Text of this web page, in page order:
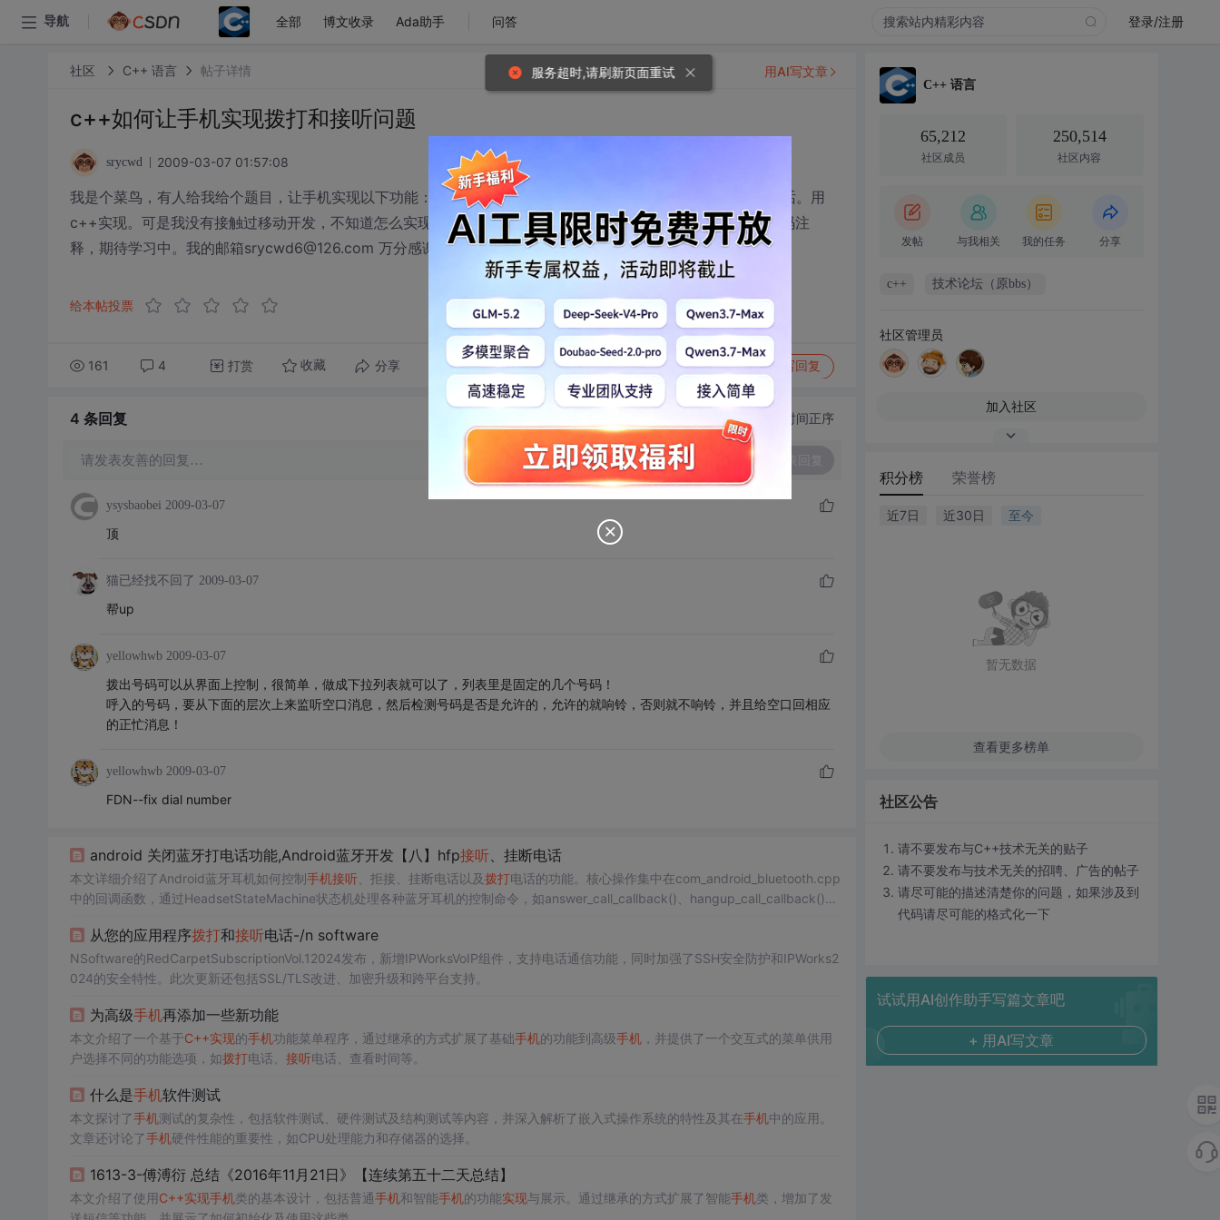
导航 全部 博文收录 Ada助手 问答 登录/注册
社区 C++ 语言 帖子详情
c++如何让手机实现拨打和接听问题
srycwd 2009-03-07 01:57:08
我是个菜鸟，有人给我给个题目，让手机实现以下功能：可以指定几个号码，仅被指定的号码可以播出和打进电话。用
c++实现。可是我没有接触过移动开发，不知道怎么实现，希望高手能给以知道。希望说明详细的环境配置和代码注
释，期待学习中。我的邮箱srycwd6@126.com 万分感谢
给本帖投票
161 4 打赏 收藏 分享 转发到动态 举报 写回复
用AI写文章
4 条回复 切换为时间正序
请发表友善的回复…
ysysbaobei 2009-03-07
顶
猫已经找不回了 2009-03-07
帮up
yellowhwb 2009-03-07
拨出号码可以从界面上控制，很简单，做成下拉列表就可以了，列表里是固定的几个号码！
呼入的号码，要从下面的层次上来监听空口消息，然后检测号码是否是允许的，允许的就响铃，否则就不响铃，并且给空口回相应
的正忙消息！
yellowhwb 2009-03-07
FDN--fix dial number
android 关闭蓝牙打电话功能,Android蓝牙开发【八】hfp接听、挂断电话
本文详细介绍了Android蓝牙耳机如何控制手机接听、拒接、挂断电话以及拨打电话的功能。核心操作集中在com_android_bluetooth.cpp
中的回调函数，通过HeadsetStateMachine状态机处理各种蓝牙耳机的控制命令，如answer_call_callback()、hangup_call_callback()
从您的应用程序拨打和接听电话-/n software
NSoftware的RedCarpetSubscriptionVol.12024发布，新增IPWorksVoIP组件，支持电话通信功能，同时加强了SSH安全防护和IPWorks2
024的安全特性。此次更新还包括SSL/TLS改进、加密升级和跨平台支持。
为高级手机再添加一些新功能
本文介绍了一个基于C++实现的手机功能菜单程序，通过继承的方式扩展了基础手机的功能到高级手机，并提供了一个交互式的菜单供用
户选择不同的功能选项，如拨打电话、 接听电话、查看时间等。
什么是手机软件测试
本文探讨了手机测试的复杂性，包括软件测试、硬件测试及结构测试等内容，并深入解析了嵌入式操作系统的特性及其在手机中的应用。
文章还讨论了手机硬件性能的重要性，如CPU处理能力和存储器的选择。
1613-3-傅溥衍 总结《2016年11月21日》【连续第五十二天总结】
本文介绍了使用C++实现手机类的基本设计，包括普通手机和智能手机的功能实现与展示。通过继承的方式扩展了智能手机类，增加了发
C++ 语言
65,212
社区成员
250,514
社区内容
发帖 与我相关 我的任务 分享
c++ 技术论坛（原bbs）
社区管理员
加入社区
积分榜 荣誉榜
近7日 近30日 至今
暂无数据
查看更多榜单
社区公告
请不要发布与C++技术无关的贴子
请不要发布与技术无关的招聘、广告的帖子
请尽可能的描述清楚你的问题，如果涉及到
代码请尽可能的格式化一下
试试用AI创作助手写篇文章吧
+ 用AI写文章
服务超时,请刷新页面重试